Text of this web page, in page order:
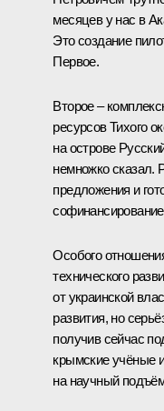
месяцев у нас в
Это создание
Первое.
Второе –
ресурсов Тихого
на острове
немножко сказал.
предложения и
Особого
технического
от украинской
развития, но
получив сейчас
крымские учёные
на научный